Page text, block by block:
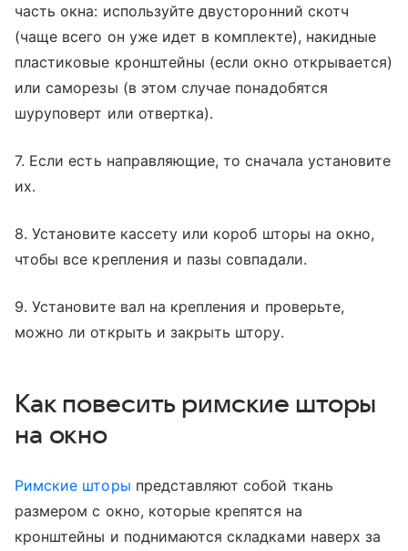
часть окна: используйте двусторонний скотч
(чаще всего он уже идет в комплекте), накидные
пластиковые кронштейны (если окно открывается)
или саморезы (в этом случае понадобятся
шуруповерт или отвертка).
7. Если есть направляющие, то сначала установите
их.
8. Установите кассету или короб шторы на окно,
чтобы все крепления и пазы совпадали.
9. Установите вал на крепления и проверьте,
можно ли открыть и закрыть штору.
Как повесить римские шторы
на окно
Римские шторы представляют собой ткань
размером с окно, которые крепятся на
кронштейны и поднимаются складками наверх за